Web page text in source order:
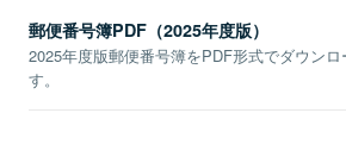
郵便番号簿PDF（2025年度版）
2025年度版郵便番号簿をPDF形式でダウンロ
す。